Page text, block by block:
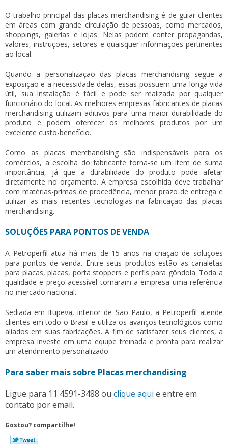
O trabalho principal das placas merchandising é de guiar clientes
em áreas com grande circulação de pessoas, como mercados,
shoppings, galerias e lojas. Nelas podem conter propagandas,
valores, instruções, setores e quaisquer informações pertinentes
ao local.
Quando a personalização dasplacas merchandising segue a
exposição e a necessidade delas, essas possuem uma longa vida
útil, sua instalação é fácil e pode ser realizada por qualquer
funcionário do local. As melhores empresas fabricantes de placas
merchandising utilizam aditivos para uma maior durabilidade do
produto e podem oferecer os melhores produtos por um
excelente custo-benefício.
Como as placas merchandisingsão indispensáveis para os
comércios, a escolha do fabricante torna-se um item de suma
importância, já que a durabilidade do produto pode afetar
diretamente no orçamento. A empresa escolhida deve trabalhar
com matérias-primas de procedência, menor prazo de entrega e
utilizar as mais recentes tecnologias na fabricação das placas
merchandising.
SOLUÇÕES PARA PONTOS DE VENDA
A Petroperfil atua há mais de 15 anos na criação de soluções
para pontos de venda. Entre seus produtos estão as canaletas
para placas, placas, porta stoppers e perfis para gôndola. Toda a
qualidade e preço acessível tornaram a empresa uma referência
no mercado nacional.
Sediada em Itupeva, interior de São Paulo, a Petroperfil atende
clientes em todo o Brasil e utiliza os avanços tecnológicos como
aliados em suas fabricações. A fim de satisfazer seus clientes, a
empresa investe em uma equipe treinada e pronta para realizar
um atendimento personalizado.
Para saber mais sobre Placas merchandising
Ligue para 11 4591-3488 ou clique aqui e entre em
contato por email.
Gostou? compartilhe!